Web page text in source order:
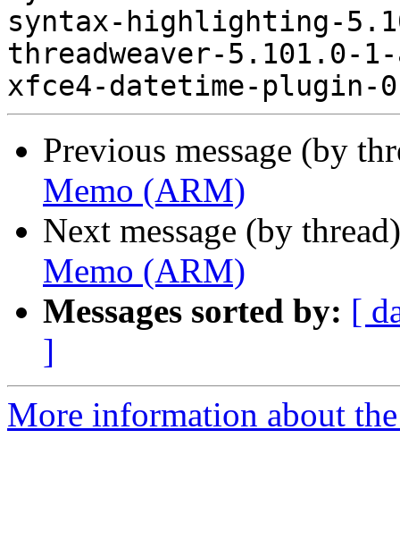
syntax-highlighting-
threadweaver-5.101.0-
Previous message (by
Memo (ARM)
Next message (by
Memo (ARM)
Messages sorted by: [
]
More information about